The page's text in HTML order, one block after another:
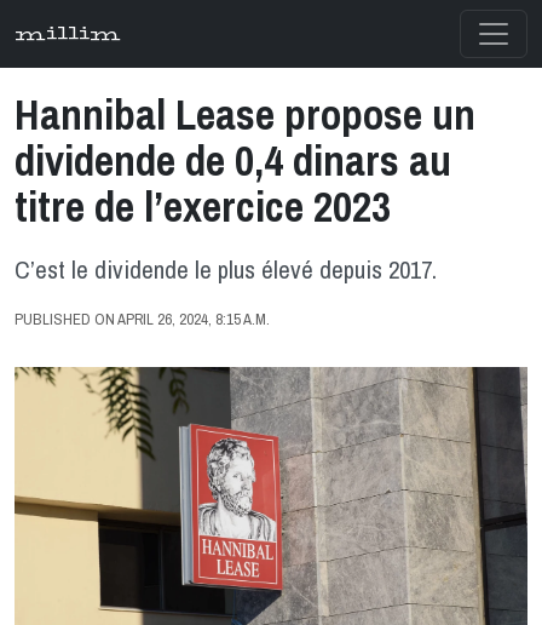
millim
Hannibal Lease propose un
dividende de 0,4 dinars au
titre de l’exercice 2023
C’est le dividende le plus élevé depuis 2017.
PUBLISHED ON APRIL 26, 2024, 8:15 A.M.